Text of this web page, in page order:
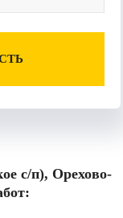
с/п), Орехово-